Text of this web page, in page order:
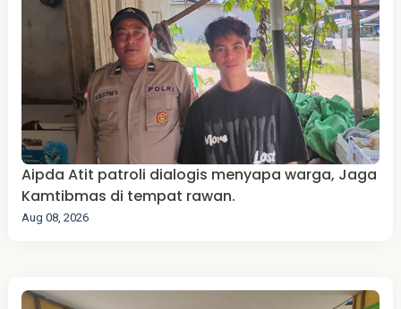
Aipda Atit patroli dialogis menyapa warga, Jaga
Kamtibmas di tempat rawan.
Aug 08, 2026